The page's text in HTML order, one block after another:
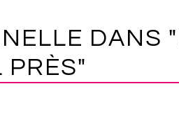
DANS
PRÈS"